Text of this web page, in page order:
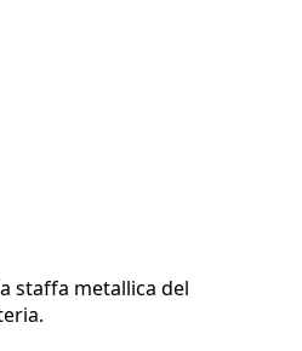
staffa metallica del